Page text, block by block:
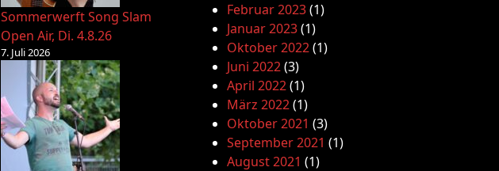
Sommerwerft Song Slam
Open Air, Di. 4.8.26
7. Juli 2026
Februar 2023(1)
Januar 2023(1)
Oktober 2022(1)
Juni 2022(3)
April 2022(1)
März 2022(1)
Oktober 2021 (3)
September 2021 (1)
August 2021 (1)